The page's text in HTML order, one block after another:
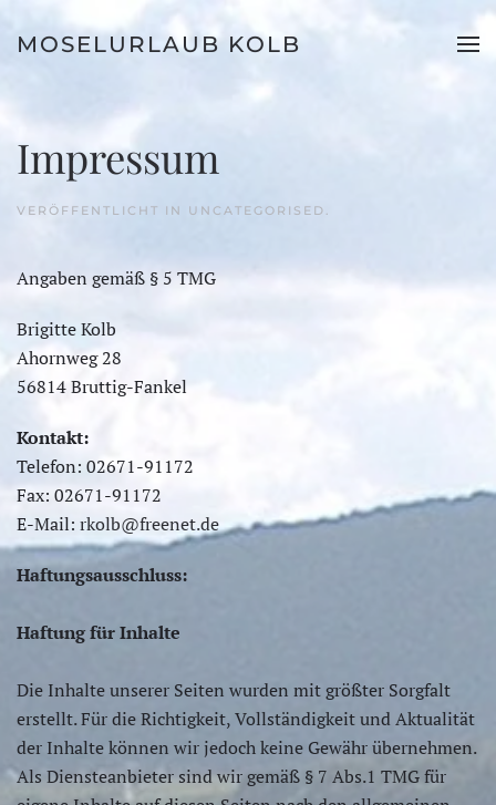
Zum Hauptinhalt springen
MOSELURLAUB KOLB
Impressum
VERÖFFENTLICHT IN UNCATEGORISED .
Angaben gemäß § 5 TMG
Brigitte Kolb
Ahornweg 28
56814 Bruttig-Fankel
Kontakt:
Telefon: 02671-91172
Fax: 02671-91172
E-Mail: rkolb@freenet.de
Haftungsausschluss:
Haftung für Inhalte
Die Inhalte unserer Seiten wurden mit größter Sorgfalt
erstellt. Für die Richtigkeit, Vollständigkeit und Aktualität
der Inhalte können wir jedoch keine Gewähr übernehmen.
Als Diensteanbieter sind wir gemäß § 7 Abs.1 TMG für